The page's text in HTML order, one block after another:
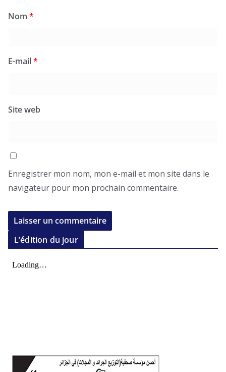
Nom *
E-mail*
Site web
Enregistrer mon nom, mon e-mail et mon site dans le
navigateur pour mon prochain commentaire.
L’édition du jour